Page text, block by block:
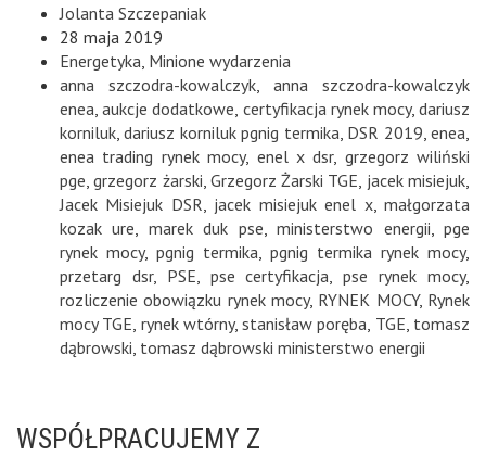
Jolanta Szczepaniak
28 maja 2019
Energetyka Minione wydarzenia
anna szczodra-kowalczyk
anna szczodra-kowalczyk
enea ,aukcje dodatkowe certyfikacja rynek mocy,dariusz
korniluk ,dariusz korniluk pgnig termika DSR 2019 ,enea
enea trading rynek mocy, enel x dsr, grzegorz wiliński
pge ,grzegorz żarski Grzegorz Żarski TGE jacek misiejuk
Jacek Misiejuk DSR jacek misiejuk enel x,małgorzata
kozak ure
marek duk pse ,ministerstwo energii ,pge
rynek mocy, pgnig termika pgnig termika rynek mocy,
przetarg dsr, PSE pse certyfikacja ,pse rynek mocy,
rozliczenie obowiązku rynek mocy, RYNEK MOCY, Rynek
mocy TGE rynek wtórny,stanisław poręba TGE tomasz
dąbrowski tomasz dąbrowski ministerstwo energii
WSPÓŁPRACUJEMY Z